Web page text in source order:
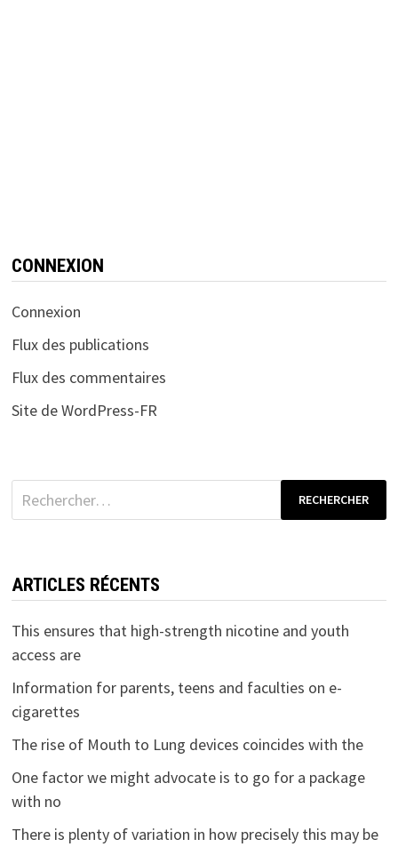
CONNEXION
Connexion
Flux des publications
Flux des commentaires
Site de WordPress-FR
Rechercher :
ARTICLES RÉCENTS
This ensures that high-strength nicotine and youth
access are
Information for parents, teens and faculties on e-
cigarettes
The rise of Mouth to Lung devices coincides with the
One factor we might advocate is to go for a package
with no
There is plenty of variation in how precisely this may be